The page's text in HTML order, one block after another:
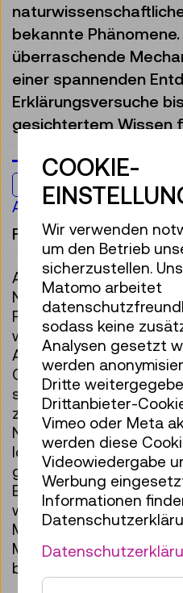
bekannte
überraschende
einer spannenden
Erklärungsversuche
gesichtertem Wissen
Jugendliche &
Ab 14 Jahren
Führung
Auf unserer Reise
Naturwissenschaften
Forscher:innen und
wissenschaftlichen
Astronomie über die
Gehirnforschung: Die
spannender
zufällig, manchmal das
Neugier. Aber immer
Idee bis zum etablierten
großer Ausdauer und
Einfallsreichtums. In
wir nicht nur einige der
Menschheit kennen,
Methoden, mit denen
beantworten versuchen.
COOKIE-
Wir verwenden
um den Betrieb
sicherzustellen.
Matomo arbeitet
sodass keine
Analysen gesetzt
werden
Dritte
Drittanbieter-
Vimeo oder Meta
werden diese
Videowiedergabe
Werbung
Informationen